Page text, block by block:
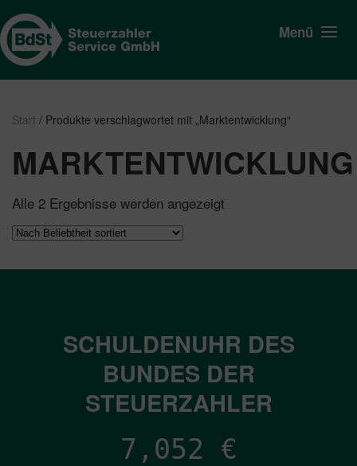
Menü
Start / Produkte verschlagwortet mit „Marktentwicklung“
MARKTENTWICKLUNG
Alle 2 Ergebnisse werden angezeigt
SCHULDENUHR DES
BUNDES DER
STEUERZAHLER
7,052 €